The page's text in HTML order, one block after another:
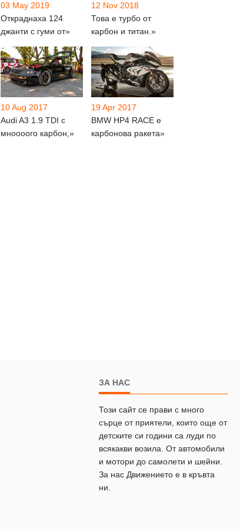
03 May 2019
Откраднаха 124
джанти с гуми от»
12 Nov 2018
Това е турбо от
карбон и титан.»
10 Aug 2017
Audi A3 1.9 TDI с
мноооого карбон,»
19 Apr 2017
BMW HP4 RACE е
карбонова ракета»
ЗА НАС
Този сайт се прави с много
сърце от приятели, които още от
детските си години са луди по
всякакви возила. От автомобили
и мотори до самолети и шейни.
За нас Движението е в кръвта
ни.